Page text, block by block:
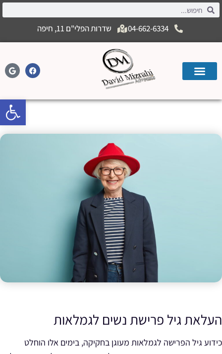
04-662-6334 שדרות הפלי"ם 11, חיפה
העלאת גיל פרישת נשים לגמלאות
כידוע גיל הפרישה לגמלאות מעוגן בחקיקה, בימים אלו הוחלט